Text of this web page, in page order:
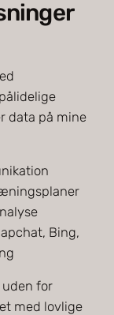
data på mine
Bing,
uden for
med lovlige